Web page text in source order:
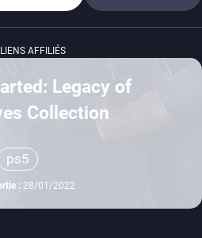
AFFILIÉS
Legacy of
Collection
ps5
: 28/01/2022